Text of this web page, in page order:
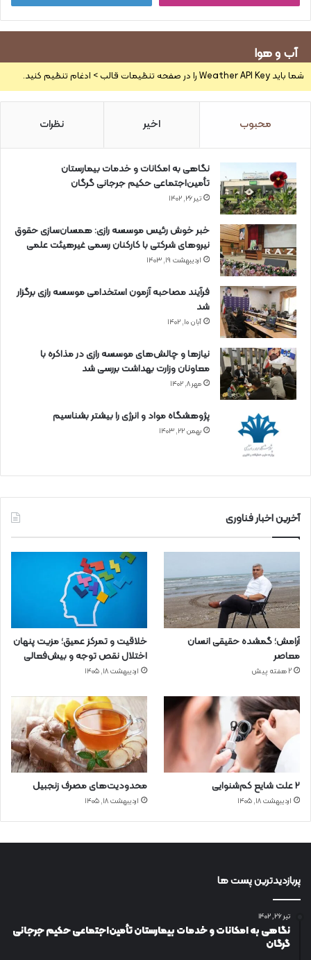
آب و هوا
شما باید Weather API Key را در صفحه تنظیمات قالب > ادغام تنظیم کنید.
محبوب اخیر نظرات
نگاهی به امکانات و خدمات بیمارستان
تأمین‌اجتماعی حکیم جرجانی گرگان
تیر ۲۶, ۱۴۰۲
خبر خوش رئیس موسسه رازی: همسان‌سازی حقوق
نیروهای شرکتی با کارکنان رسمی غیرهیئت علمی
اردیبهشت ۱۹, ۱۴۰۳
فرآیند مصاحبه آزمون استخدامی موسسه رازی برگزار
شد
آبان ۱۰, ۱۴۰۲
نیازها و چالش‌های موسسه رازی در مذاکره با
معاونان وزارت بهداشت بررسی شد
مهر ۸, ۱۴۰۲
پژوهشگاه مواد و انرژی را بیشتر بشناسیم
بهمن ۲۲, ۱۴۰۳
آخرین اخبار فناوری
آرامش؛ گمشده حقیقی انسان
معاصر
2 هفته پیش
خلاقیت و تمرکز عمیق؛ مزیت پنهان
اختلال نقص توجه و بیش‌فعالی
اردیبهشت ۱۸, ۱۴۰۵
۲ علت شایع‌ کم‌شنوایی
اردیبهشت ۱۸, ۱۴۰۵
محدودیت‌های مصرف زنجبیل
اردیبهشت ۱۸, ۱۴۰۵
پربازدیدترین پست ها
تیر ۲۶, ۱۴۰۲
نگاهی به امکانات و خدمات بیمارستان تأمین‌اجتماعی حکیم جرجانی
گرگان